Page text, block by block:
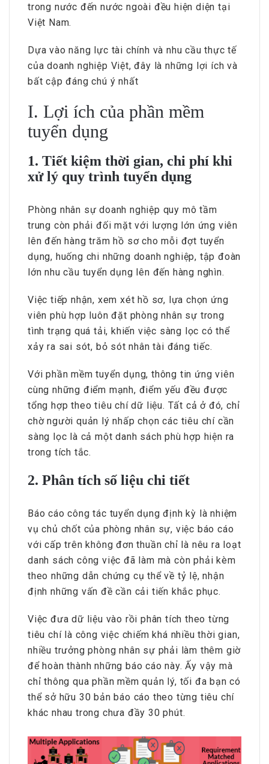
trong nước đến nước ngoài đều hiện diện tại
Việt Nam.
Dựa vào năng lực tài chính và nhu cầu thực tế
của doanh nghiệp Việt, đây là những lợi ích và
bất cập đáng chú ý nhất
I. Lợi ích của phần mềm
tuyển dụng
1. Tiết kiệm thời gian, chi phí khi
xử lý quy trình tuyển dụng
Phòng nhân sự doanh nghiệp quy mô tầm
trung còn phải đối mặt với lượng lớn ứng viên
lên đến hàng trăm hồ sơ cho mỗi đợt tuyển
dụng, huống chi những doanh nghiệp, tập đoàn
lớn nhu cầu tuyển dụng lên đến hàng nghìn.
Việc tiếp nhận, xem xét hồ sơ, lựa chọn ứng
viên phù hợp luôn đặt phòng nhân sự trong
tình trạng quá tải, khiến việc sàng lọc có thể
xảy ra sai sót, bỏ sót nhân tài đáng tiếc.
Với phần mềm tuyển dụng, thông tin ứng viên
cùng những điểm mạnh, điểm yếu đều được
tổng hợp theo tiêu chí dữ liệu. Tất cả ở đó, chỉ
chờ người quản lý nhấp chọn các tiêu chí cần
sàng lọc là cả một danh sách phù hợp hiện ra
trong tích tắc.
2. Phân tích số liệu chi tiết
Báo cáo công tác tuyển dụng định kỳ là nhiệm
vụ chủ chốt của phòng nhân sự, việc báo cáo
với cấp trên không đơn thuần chỉ là nêu ra loạt
danh sách công việc đã làm mà còn phải kèm
theo những dẫn chứng cụ thể về tỷ lệ, nhận
định những vấn đề cần cải tiến khắc phục.
Việc đưa dữ liệu vào rồi phân tích theo từng
tiêu chí là công việc chiếm khá nhiều thời gian,
nhiều trưởng phòng nhân sự phải làm thêm giờ
để hoàn thành những báo cáo này. Ấy vậy mà
chỉ thông qua phần mềm quản lý, tối đa bạn có
thể sở hữu 30 bản báo cáo theo từng tiêu chí
khác nhau trong chưa đầy 30 phút.